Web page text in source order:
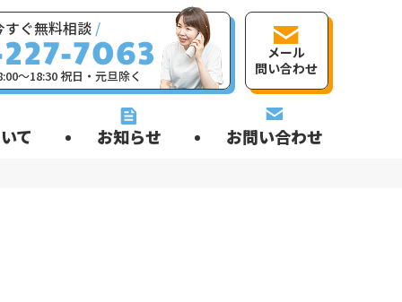
て お知らせ お問い合わせ
すぐ無料相談 /
〜18:30 祝日・元旦除く
メール
問い合わせ